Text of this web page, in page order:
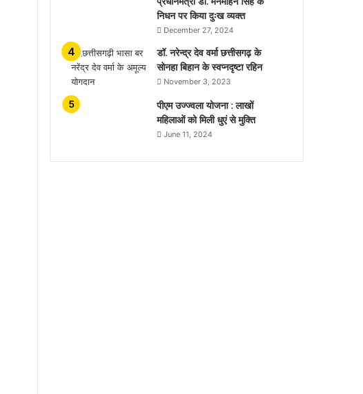
निधन पर किया दुःख व्यक्त
December 27, 2024
डॉ. नरेन्द्र देव वर्मा छत्तीसगढ़ के
सोनहा बिहान के स्वप्नदृष्टा रहिन
November 3, 2023
पीएम उज्ज्वला योजना : लाखों
महिलाओं को मिली धुएं से मुक्ति
June 11, 2024